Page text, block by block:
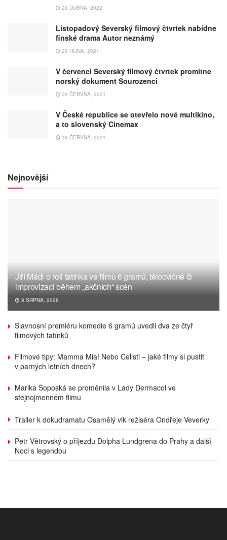
29 DUBNA, 2022
Listopadový Severský filmový čtvrtek nabídne
finské drama Autor neznámý
29 ŘÍJNA, 2021
V červenci Severský filmový čtvrtek promítne
norský dokument Sourozenci
29 ČERVNA, 2021
V České republice se otevřelo nové multikino,
a to slovenský Cinemax
18 ČERVNA, 2021
Nejnovější
Jiří Mádl o roli tatínka ve filmu 6 gramů, tělocvičně či
improvizaci během „akčních“ scén
8 SRPNA, 2026
Slavnosní premiéru komedie 6 gramů uvedli dva ze čtyř
filmových tatínků
Filmové tipy: Mamma Mia! Nebo Čelisti – jaké filmy si pustit
v parných letních dnech?
Marika Šoposká se proměnila v Lady Dermacol ve
stejnojmenném filmu
Trailer k dokudramatu Osamělý vlk režiséra Ondřeje Veverky
Petr Větrovský o příjezdu Dolpha Lundgrena do Prahy a další
Noci s legendou